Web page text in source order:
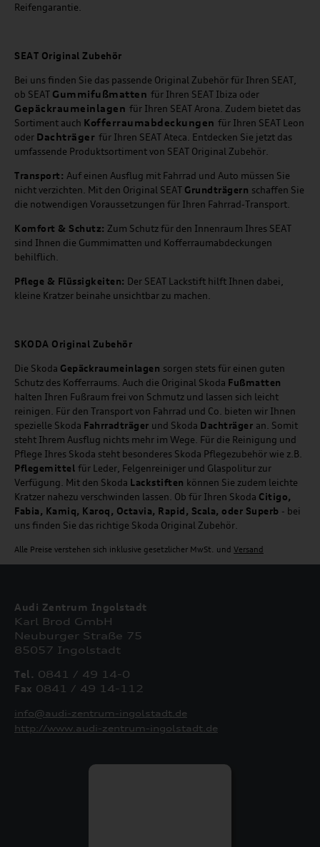
Reifengarantie.
SEAT Original Zubehör
Bei uns finden Sie das passende Original Zubehör für Ihren SEAT,
ob SEAT Gummifußmatten für Ihren SEAT Ibiza oder
Gepäckraumeinlagen für Ihren SEAT Arona. Zudem bietet das
Sortiment auch Kofferraumabdeckungen für Ihren SEAT Leon
oder Dachträger für Ihren SEAT Ateca. Entdecken Sie jetzt das
umfassende Produktsortiment von SEAT Original Zubehör.
Transport: Auf einen Ausflug mit Fahrrad und Auto müssen Sie
nicht verzichten. Mit den Original SEAT Grundträgern schaffen Sie
die notwendigen Voraussetzungen für Ihren Fahrrad-Transport.
Komfort & Schutz: Zum Schutz für den Innenraum Ihres SEAT
sind Ihnen die Gummimatten und Kofferraumabdeckungen
behilflich.
Pflege & Flüssigkeiten: Der SEAT Lackstift hilft Ihnen dabei,
kleine Kratzer beinahe unsichtbar zu machen.
SKODA Original Zubehör
Die Skoda Gepäckraumeinlagen sorgen stets für einen guten
Schutz des Kofferraums. Auch die Original Skoda Fußmatten
halten Ihren Fußraum frei von Schmutz und lassen sich leicht
reinigen. Für den Transport von Fahrrad und Co. bieten wir Ihnen
spezielle Skoda Fahrradträger und Skoda Dachträger an. Somit
steht Ihrem Ausflug nichts mehr im Wege. Für die Reinigung und
Pflege Ihres Skoda steht besonderes Skoda Pflegezubehör wie z.B.
Pflegemittel für Leder, Felgenreiniger und Glaspolitur zur
Verfügung. Mit den Skoda Lackstiften können Sie zudem leichte
Kratzer nahezu verschwinden lassen. Ob für Ihren Skoda Citigo,
Fabia, Kamiq, Karoq, Octavia, Rapid, Scala, oder Superb - bei
uns finden Sie das richtige Skoda Original Zubehör.
Alle Preise verstehen sich inklusive gesetzlicher MwSt. und Versand
Audi Zentrum Ingolstadt
Karl Brod GmbH
Neuburger Straße 75
85057 Ingolstadt
Tel. 0841 / 49 14-0
Fax 0841 / 49 14-112
info@audi-zentrum-ingolstadt.de
http://www.audi-zentrum-ingolstadt.de